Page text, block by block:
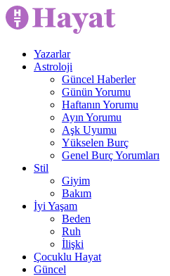
Yazarlar
Astroloji
Güncel Haberler
Günün Yorumu
Haftanın Yorumu
Ayın Yorumu
Aşk Uyumu
Yükselen Burç
Genel Burç Yorumları
Stil
Giyim
Bakım
İyi Yaşam
Beden
Ruh
İlişki
Çocuklu Hayat
Güncel